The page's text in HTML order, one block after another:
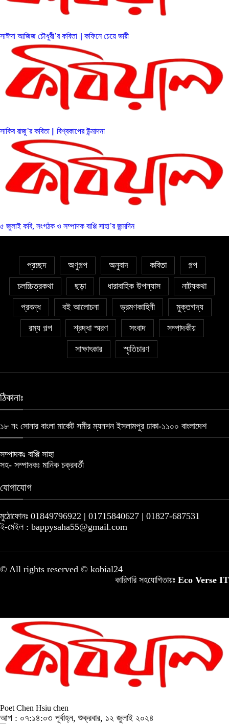
সাঈদা আজিজ চৌধুরী’র কবিতা || কফিনে চেয়ে ভারী
সাকিব রাজু’র কবিতা || বিশ্বকাপের উন্মাদনা
৫ জুলাই কবি, সংগঠক ও সম্পাদক বাপ্পি সাহা’র জন্মদিন
প্রচ্ছদ অণুগল্প অনুবাদ কবিতা গল্প
চলচ্চিত্রকথা ছড়া ধারাবাহিক উপন্যাস নাট্যকথা
প্রবন্ধ বই আলোচনা ভ্রমণকাহিনী মুক্তগদ্য
রম্য গল্প শ্রদ্ধা স্মরণ সংবাদ সম্পাদকীয়
সাক্ষাৎকার স্মৃতিচারণ
ঠিকানাঃ
১৮ নং সোনার বাংলা মার্কেট সমীর ম্যনশন ইসলামপুর ঢাকা-১১০০ বাংলাদেশ
সম্পাদকঃ বাপ্পি সাহা
সহ- সম্পাদকঃ মানিক চক্রবর্তী
যোগাযোগ
মুঠোফোনঃ 01849796922 | 01715840627 | 01827-687531
ই-মেইল : bappysaha55@gmail.com
© All rights reserved © kobial24
কারিগরি সহযোগিতায়ঃ Eco Verse IT
Poet Chen Hsiu chen
আপ : ০৭:১৪:০৩ পূর্বাহ্ন, শুক্রবার, ১২ জুলাই ২০২৪